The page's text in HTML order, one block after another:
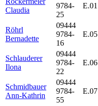
Claudia
9784-
25
E.01
Röhrl
Bernadette
09444
9784-
16
E.05
Schlauderer
Ilona
09444
9784-
22
E.06
Schmidbauer
Ann-Kathrin
09444
9784-
55
E.07